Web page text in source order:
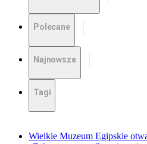
Polecane
Najnowsze
Tagi
Wielkie Muzeum Egipskie